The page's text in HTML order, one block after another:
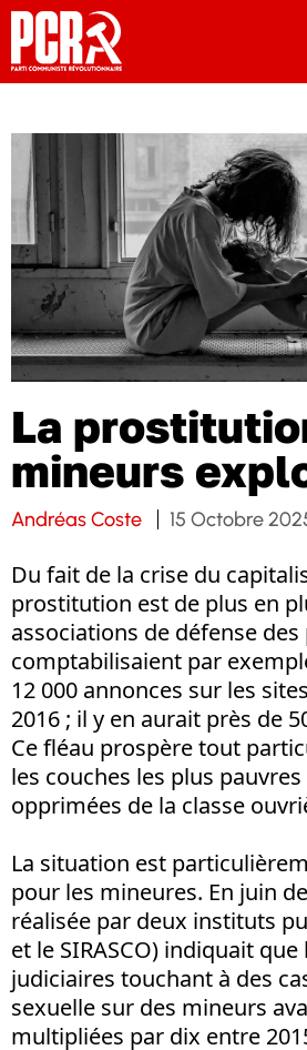
La
mineurs
Andréas Coste 15 Octobre
Du fait de la crise du
prostitution est de plus en
associations de défense
comptabilisaient par
12 000 annonces sur les
2016 ; il y en aurait près de
Ce fléau prospère tout
les couches les plus
opprimées de la classe
La situation est
pour les mineures. En juin
réalisée par deux instituts
et le SIRASCO) indiquait
judiciaires touchant à des
sexuelle sur des mineurs
multipliées par dix entre